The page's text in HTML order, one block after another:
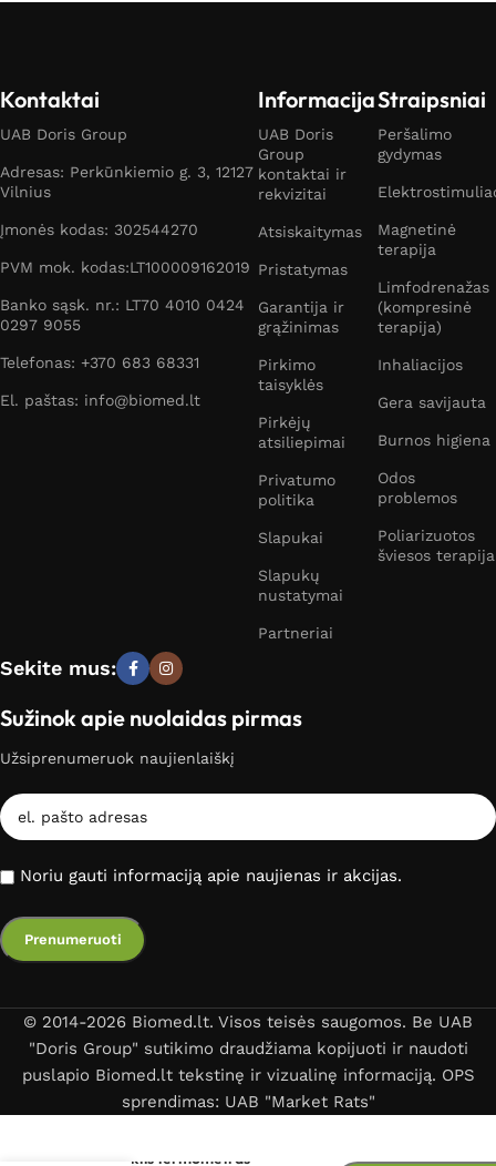
Kontaktai
UAB Doris Group
Adresas: Perkūnkiemio g. 3, 12127
Vilnius
Įmonės kodas: 302544270
PVM mok. kodas:LT100009162019
Banko sąsk. nr.: LT70 4010 0424
0297 9055
Telefonas: +370 683 68331
El. paštas: info@biomed.lt
Informacija
UAB Doris
Group
kontaktai ir
rekvizitai
Atsiskaitymas
Pristatymas
Garantija ir
grąžinimas
Pirkimo
taisyklės
Pirkėjų
atsiliepimai
Privatumo
politika
Slapukai
Slapukų
nustatymai
Partneriai
Straipsniai
Peršalimo
gydymas
Magnetinė
terapija
Limfodrenažas
(kompresinė
terapija)
Inhaliacijos
Gera savijauta
Burnos higiena
Odos
problemos
Poliarizuotos
šviesos terapija
Sekite mus:
Sužinok apie nuolaidas pirmas
Užsiprenumeruok naujienlaiškį
Noriu gauti informaciją apie naujienas ir akcijas.
© 2014-2026 Biomed.lt. Visos teisės saugomos. Be UAB
"Doris Group" sutikimo draudžiama kopijuoti ir naudoti
puslapio Biomed.lt tekstinę ir vizualinę informaciją. OPS
sprendimas: UAB "Market Rats"
Bekontaktis termometras